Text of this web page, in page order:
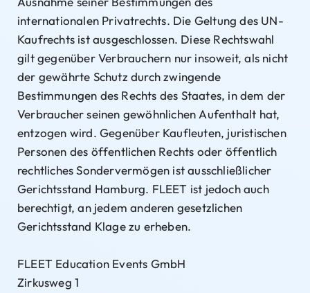
internationalen Privatrechts. Die Geltung des UN-
Kaufrechts ist ausgeschlossen. Diese Rechtswahl
gilt gegenüber Verbrauchern nur insoweit, als nicht
der gewährte Schutz durch zwingende
Bestimmungen des Rechts des Staates, in dem der
Verbraucher seinen gewöhnlichen Aufenthalt hat,
entzogen wird. Gegenüber Kaufleuten, juristischen
Personen des öffentlichen Rechts oder öffentlich
rechtliches Sondervermögen ist ausschließlicher
Gerichtsstand Hamburg. FLEET ist jedoch auch
berechtigt, an jedem anderen gesetzlichen
Gerichtsstand Klage zu erheben.
FLEET Education Events GmbH
Zirkusweg 1